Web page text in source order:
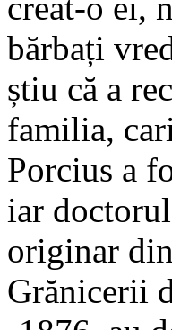
bărbați
știu că a
familia,
Porcius a
iar
originar
Grănicerii